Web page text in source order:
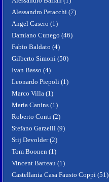
Alessandro Petacchi (7)
Angel Casero (1)
Damiano Cunego (46)
Fabio Baldato (4)
Gilberto Simoni (50)
Ivan Basso (4)
Leonardo Piepoli (1)
Marco Villa (1)
Maria Canins (1)
Roberto Conti (2)
Stefano Garzelli (9)
Stij Devolder (2)
Tom Boonen (1)
Vincent Barteau (1)
Castellania Casa Fausto Coppi (51)